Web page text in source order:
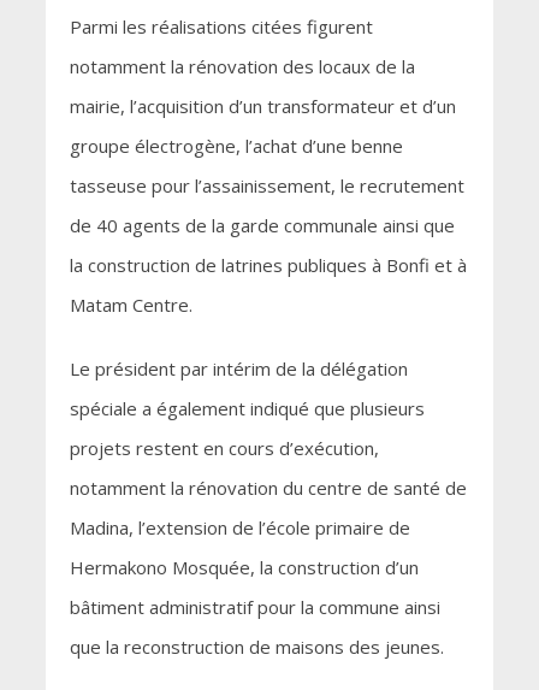
Parmi les réalisations citées figurent
notamment la rénovation des locaux de la
mairie, l’acquisition d’un transformateur et d’un
groupe électrogène, l’achat d’une benne
tasseuse pour l’assainissement, le recrutement
de 40 agents de la garde communale ainsi que
la construction de latrines publiques à Bonfi et à
Matam Centre.
Le président par intérim de la délégation
spéciale a également indiqué que plusieurs
projets restent en cours d’exécution,
notamment la rénovation du centre de santé de
Madina, l’extension de l’école primaire de
Hermakono Mosquée, la construction d’un
bâtiment administratif pour la commune ainsi
que la reconstruction de maisons des jeunes.